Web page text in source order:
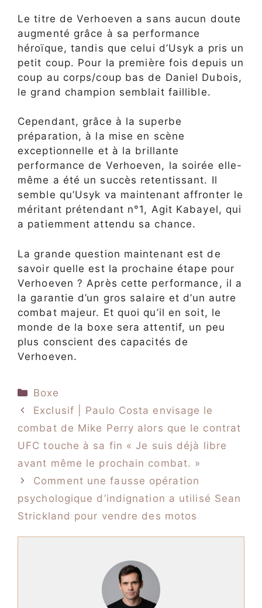
Le titre de Verhoeven a sans aucun doute
augmenté grâce à sa performance
héroïque, tandis que celui d’Usyk a pris un
petit coup. Pour la première fois depuis un
coup au corps/coup bas de Daniel Dubois,
le grand champion semblait faillible.
Cependant, grâce à la superbe
préparation, à la mise en scène
exceptionnelle et à la brillante
performance de Verhoeven, la soirée elle-
même a été un succès retentissant. Il
semble qu’Usyk va maintenant affronter le
méritant prétendant n°1, Agit Kabayel, qui
a patiemment attendu sa chance.
La grande question maintenant est de
savoir quelle est la prochaine étape pour
Verhoeven ? Après cette performance, il a
la garantie d’un gros salaire et d’un autre
combat majeur. Et quoi qu’il en soit, le
monde de la boxe sera attentif, un peu
plus conscient des capacités de
Verhoeven.
Catégories
Boxe
Exclusif | Paulo Costa envisage le
combat de Mike Perry alors que le contrat
UFC touche à sa fin « Je suis déjà libre
avant même le prochain combat. »
Comment une fausse opération
psychologique d’indignation a utilisé Sean
Strickland pour vendre des motos